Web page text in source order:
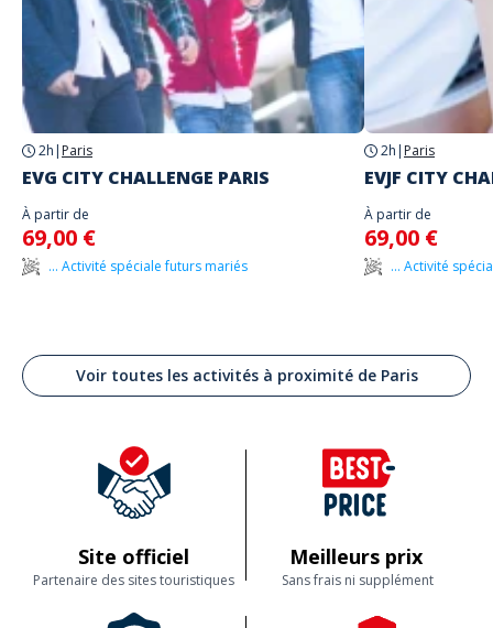
2h | Paris
EVG CITY CHALLENGE PARIS
À partir de
69,00 €
... Activité spéciale futurs mariés
2h | Paris
EVJF CITY
À partir de
69,00 €
... Activité
Voir toutes les activités à proximité de Paris
Site officiel
Partenaire des sites touristiques
Meilleurs prix
Sans frais ni supplément